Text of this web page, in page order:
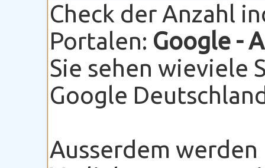
Check der Anzahl
Portalen: Google -
Sie sehen wieviele
Google
Ausserdem